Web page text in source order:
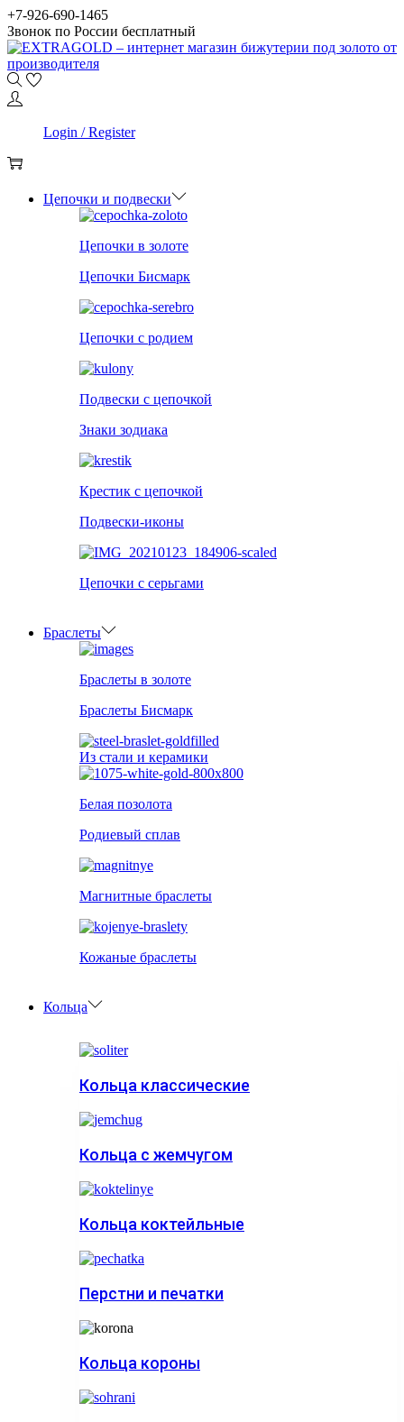
Skip
to
navigation
Skip
to
content
+7-926-690-1465
Звонок по России бесплатный
Login / Register
Цепочки и подвески
Цепочки в золоте
Цепочки Бисмарк
Цепочки с родием
Подвески с цепочкой
Знаки зодиака
Крестик с цепочкой
Подвески-иконы
Цепочки с серьгами
Браслеты
Браслеты в золоте
Браслеты Бисмарк
Из стали и керамики
Белая позолота
Родиевый сплав
Магнитные браслеты
Кожаные браслеты
Кольца
Кольца классические
Кольца с жемчугом
Кольца коктейльные
Перстни и печатки
Кольца короны